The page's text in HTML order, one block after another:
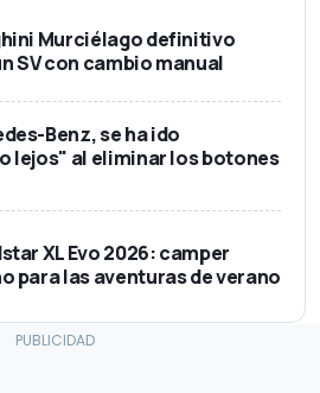
Murciélago definitivo
SV con cambio manual
Benz, se ha ido
lejos" al eliminar los botones
XL Evo 2026: camper
para las aventuras de verano